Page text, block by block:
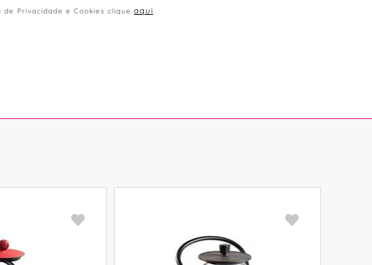
Privacidade e Cookies clique aqui.